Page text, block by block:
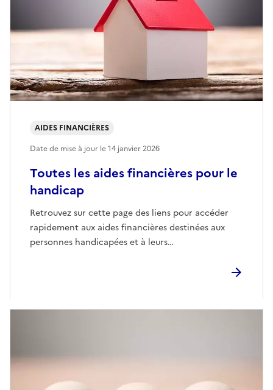
Toutes les aides financières pour le
handicap
Retrouvez sur cette page des liens pour accéder
rapidement aux aides financières destinées aux
personnes handicapées et à leurs…
AIDES FINANCIÈRES
Date de mise à jour le14 janvier 2026